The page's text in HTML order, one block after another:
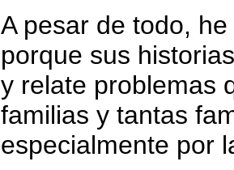
A pesar de todo,
porque sus
y relate problemas
familias y tantas
especialmente por